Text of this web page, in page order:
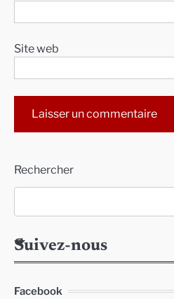
Site web
Rechercher
Suivez-nous
Facebook